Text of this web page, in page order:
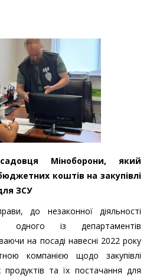
Міноборони, який
коштів на закупівлі
ЗСУ
до незаконної діяльності
одного із департаментів
на посаді навесні 2022 року
компанією щодо закупівлі
та їх постачання для